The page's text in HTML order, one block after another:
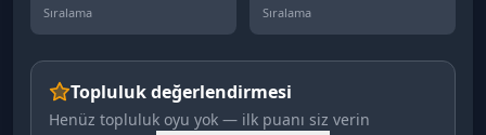
Sıralama
Sıralama
Topluluk değerlendirmesi
Henüz topluluk oyu yok — ilk puanı siz verin